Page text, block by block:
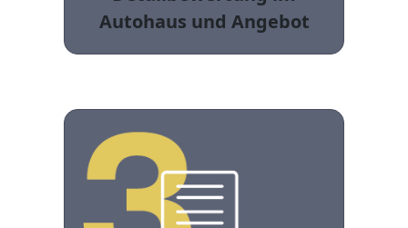
Autohaus und Angebot